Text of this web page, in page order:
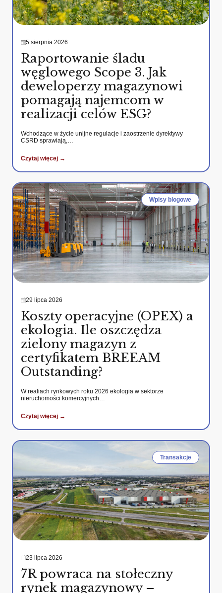
5 sierpnia 2026
Raportowanie śladu
węglowego Scope 3. Jak
deweloperzy magazynowi
pomagają najemcom w
realizacji celów ESG?
Wchodzące w życie unijne regulacje i zaostrzenie dyrektywy
CSRD sprawiają,…
Czytaj więcej →
Wpisy blogowe
29 lipca 2026
Koszty operacyjne (OPEX) a
ekologia. Ile oszczędza
zielony magazyn z
certyfikatem BREEAM
Outstanding?
W realiach rynkowych roku 2026 ekologia w sektorze
nieruchomości komercyjnych…
Czytaj więcej →
Transakcje
23 lipca 2026
7R powraca na stołeczny
rynek magazynowy –